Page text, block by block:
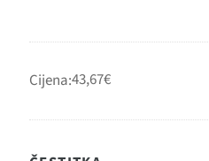
Cijena:43,67€